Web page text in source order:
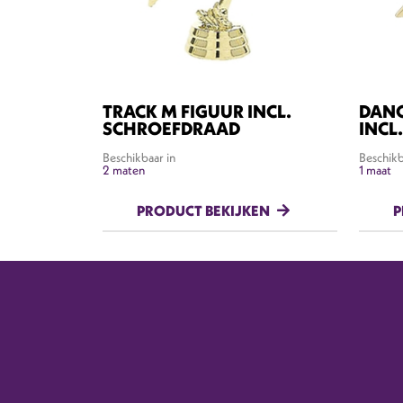
TRACK M FIGUUR INCL.
SCHROEFDRAAD
Beschikbaar in
2 maten
PRODUCT BEKIJKEN
1 maat